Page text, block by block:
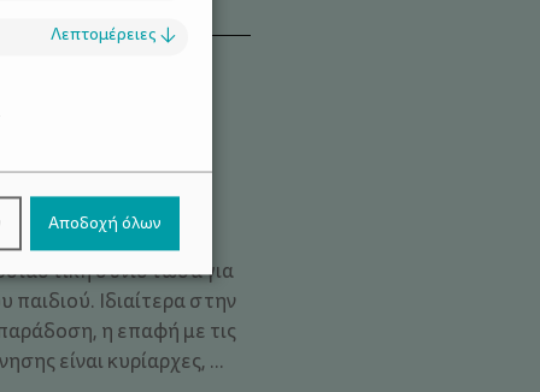
φύση και
απλώς «κάτι
συνιστώσα για
Ιδιαίτερα στην
η επαφή με τις
είναι κυρίαρχες, ...
Λεπτομέρειες ↓
Αποδοχή όλων